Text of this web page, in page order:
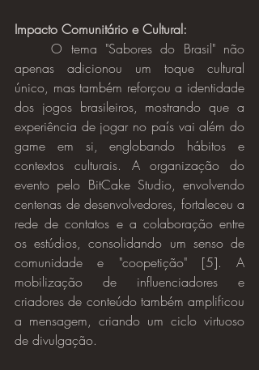
Impacto Comunitário e Cultural:
	O tema "Sabores do Brasil" não
apenas adicionou um toque cultural
único, mas também reforçou a identidade
dos jogos brasileiros, mostrando que a
experiência de jogar no país vai além do
game em si, englobando hábitos e
contextos culturais. A organização do
evento pelo BitCake Studio, envolvendo
centenas de desenvolvedores, fortaleceu a
rede de contatos e a colaboração entre
os estúdios, consolidando um senso de
comunidade e "coopetição" [5]. A
mobilização de influenciadores e
criadores de conteúdo também amplificou
a mensagem, criando um ciclo virtuoso
de divulgação.